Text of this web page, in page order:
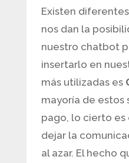
Existen
nos dan la
nuestro chatbot
insertarlo en
más utilizadas es
mayoría de estos
pago, lo cierto es
dejar la
al azar. El hecho